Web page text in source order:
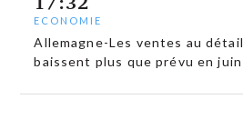
ECONOMIE
Allemagne-Les ventes au détail
baissent plus que prévu en juin